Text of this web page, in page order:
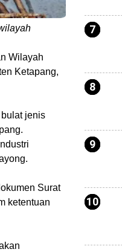
Wilayah
Ketapang,
jenis
Surat
ketentuan